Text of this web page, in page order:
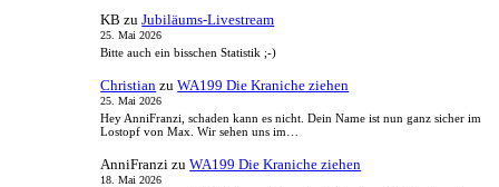
KB zuJubiläums-Livestream
25. Mai 2026
Bitte auch ein bisschen Statistik ;-)
Christian zuWA199 Die Kraniche ziehen
25. Mai 2026
Hey AnniFranzi, schaden kann es nicht. Dein Name ist nun ganz sicher im
Lostopf von Max. Wir sehen uns im…
AnniFranzi zuWA199 Die Kraniche ziehen
18. Mai 2026